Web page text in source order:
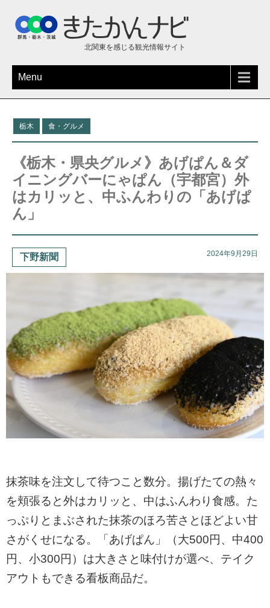
北関東を感じる観光情報サイト
Menu
栃木 食・グルメ
《栃木・県央グルメ》あげぱん＆ダ
イニングバーにゃぱん（宇都宮）外
はカリッと、中ふんわりの「あげぱ
ん」
下野新聞 2024年9月29日
抹茶味を注文して待つこと数分。揚げたての熱々
を頬張ると外はカリッと、中はふんわり食感。た
っぷりとまぶされた抹茶のほろ苦さとほどよい甘
さがくせになる。「あげぱん」（大500円、中400
円、小300円）は大きさと味付けが選べ、テイク
アウトもできる看板商品だ。